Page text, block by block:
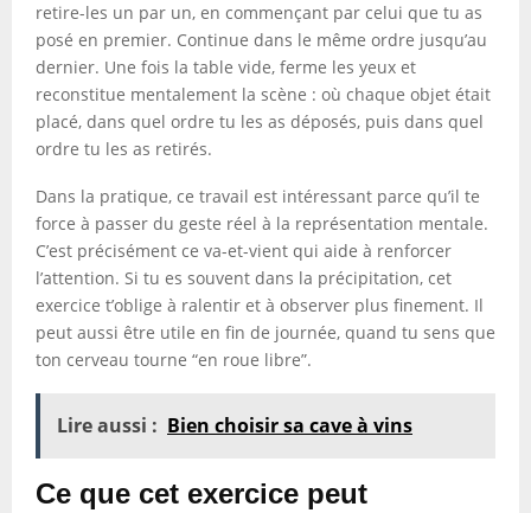
retire-les un par un, en commençant par celui que tu as
posé en premier. Continue dans le même ordre jusqu’au
dernier. Une fois la table vide, ferme les yeux et
reconstitue mentalement la scène : où chaque objet était
placé, dans quel ordre tu les as déposés, puis dans quel
ordre tu les as retirés.
Dans la pratique, ce travail est intéressant parce qu’il te
force à passer du geste réel à la représentation mentale.
C’est précisément ce va-et-vient qui aide à renforcer
l’attention. Si tu es souvent dans la précipitation, cet
exercice t’oblige à ralentir et à observer plus finement. Il
peut aussi être utile en fin de journée, quand tu sens que
ton cerveau tourne “en roue libre”.
Lire aussi : Bien choisir sa cave à vins
Ce que cet exercice peut